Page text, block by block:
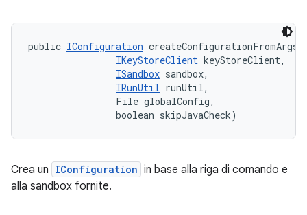
public IConfiguration
IKeyStoreClient keyStoreClient,
ISandbox sandbox,
IRunUtil runUtil,
                File globalConfig,
                boolean skipJavaCheck)
Crea un IConfiguration in base alla riga di comando e
alla sandbox fornite.